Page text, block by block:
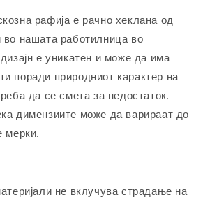
рафија е рачно хеклана од
во нашата работилница во
е уникатен и може да има
поради природниот карактер на
да се смета за недостаток.
димензиите може да варираат до
мерки.
не вклучува страдање на